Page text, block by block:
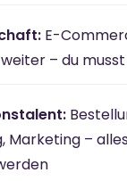
E-
– du
Marketing –